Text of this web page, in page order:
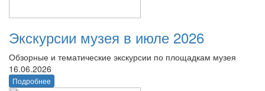
Экскурсии музея в июле 2026
Обзорные и тематические экскурсии по площадкам музея
16.06.2026
Подробнее